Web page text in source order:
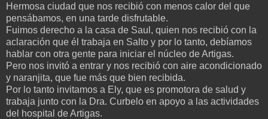
Hermosa ciudad que nos recibió con menos calor del que
pensábamos, en una tarde disfrutable.
Fuimos derecho a la casa de Saul, quien nos recibió con la
aclaración que él trabaja en Salto y por lo tanto, debíamos
hablar con otra gente para iniciar el núcleo de Artigas.
Pero nos invitó a entrar y nos recibió con aire acondicionado
y naranjita, que fue más que bien recibida.
Por lo tanto invitamos a Ely, que es promotora de salud y
trabaja junto con la Dra. Curbelo en apoyo a las actividades
del hospital de Artigas.